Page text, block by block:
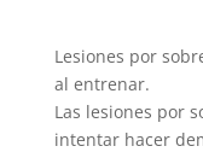
Lesiones por
al entrenar.
Las lesiones por
intentar hacer